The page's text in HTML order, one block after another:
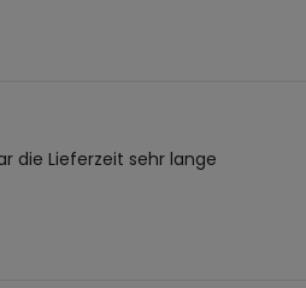
die Lieferzeit sehr lange